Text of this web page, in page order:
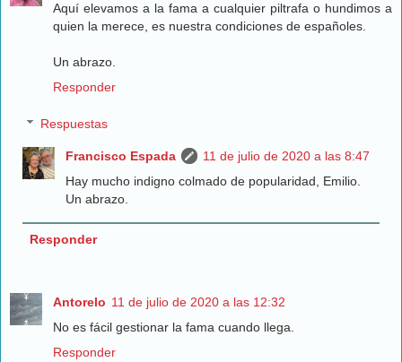
Aquí elevamos a la fama a cualquier piltrafa o hundimos a
quien la merece, es nuestra condiciones de españoles.
Un abrazo.
Responder
Respuestas
Francisco Espada
11 de julio de 2020 a las 8:47
Hay mucho indigno colmado de popularidad, Emilio.
Un abrazo.
Responder
Antorelo 11 de julio de 2020 a las 12:32
No es fácil gestionar la fama cuando llega.
Responder